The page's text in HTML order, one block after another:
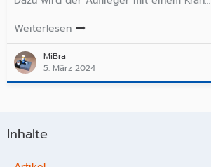
Weiterlesen
MiBra
5. März 2024
Inhalte